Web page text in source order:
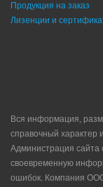
Продукция на заказ
Лизенции и
Вся информация,
справочный характер
Администрация сайта
своевременную
ошибок. Компания